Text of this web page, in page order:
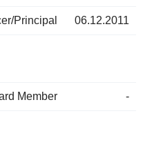
Principal 06.12.2011
Member -